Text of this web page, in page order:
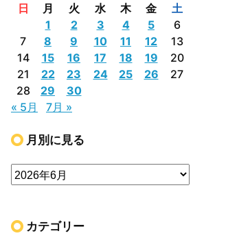
日 月 火 水 木 金
土
1
2 3 4 5
6
7
8 9 10 11 12
13
14
15 16 17 18 19
20
21
22 23 24 25 26
27
28
29
30
« 5月
7月 »
月別に見る
カテゴリー